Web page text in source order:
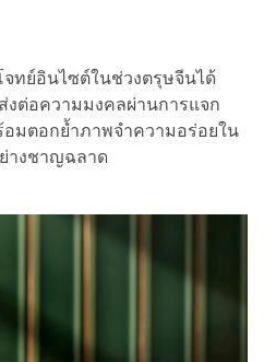
ย์อินไซต์ในช่วงตรุษจีนได้
งต่อความมงคลผ่านการแจก
อมตอกย้ำภาพจำความอร่อยใน
างชาญฉลาด